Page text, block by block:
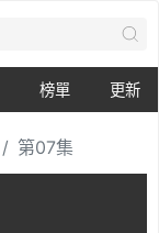
榜單 更新
第07集